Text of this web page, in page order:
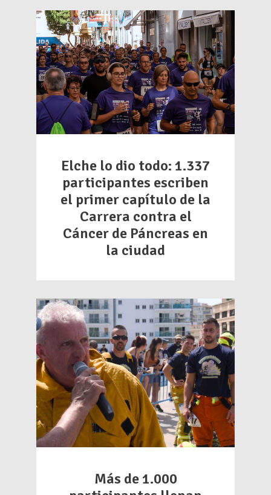
Elche lo dio todo: 1.337
participantes escriben
el primer capítulo de la
Carrera contra el
Cáncer de Páncreas en
la ciudad
Más de 1.000